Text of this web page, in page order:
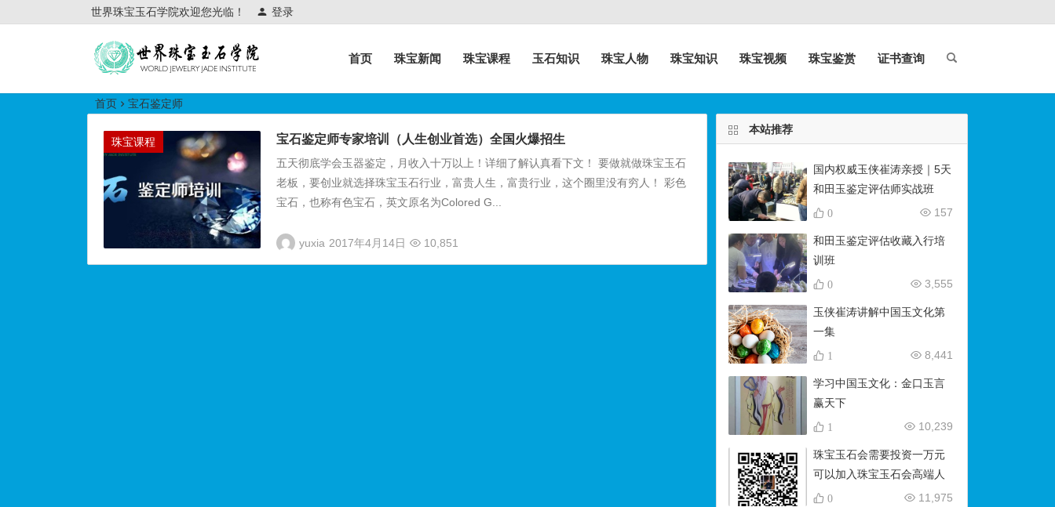
世界珠宝玉石学院欢迎您光临！ 登录
世界珠宝玉石学院培训中心
首页 珠宝新闻 珠宝课程 玉石知识 珠宝人物 珠宝知识 珠宝视频 珠宝鉴赏 证书查询
首页 宝石鉴定师
珠宝课程 宝石鉴定师专家培训（人生创业首选）全国火爆招生
五天彻底学会玉器鉴定，月收入十万以上！详细了解认真看下文！ 要做就做珠宝玉石
老板，要创业就选择珠宝玉石行业，富贵人生，富贵行业，这个圈里没有穷人！ 彩色
宝石，也称有色宝石，英文原名为Colored G...
yuxia 2017年4月14日 10,851
本站推荐
国内权威玉侠崔涛亲授｜5天
和田玉鉴定评估师实战班
（石佛寺9月开班）
157
0
和田玉鉴定评估收藏入行培
训班
3,555
0
玉侠崔涛讲解中国玉文化第
一集
8,441
1
学习中国玉文化：金口玉言
赢天下
10,239
1
珠宝玉石会需要投资一万元
可以加入珠宝玉石会高端人
脉微信群
11,975
0